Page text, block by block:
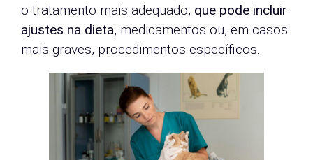
o tratamento mais adequado, que pode incluir
ajustes na dieta, medicamentos ou, em casos
mais graves, procedimentos específicos.